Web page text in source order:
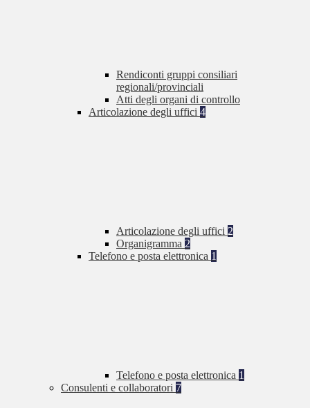
Rendiconti gruppi consiliari
regionali/provinciali
Atti degli organi di controllo
Articolazione degli uffici 4
Articolazione degli uffici 2
Organigramma 2
Telefono e posta elettronica 1
Telefono e posta elettronica 1
Consulenti e collaboratori 7